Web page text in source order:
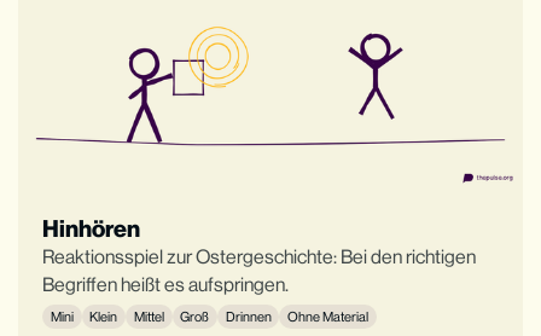
Hinhören
Reaktionsspiel zur Ostergeschichte: Bei den richtigen
Begriffen heißt es aufspringen.
Mini Klein Mittel Groß Drinnen Ohne Material